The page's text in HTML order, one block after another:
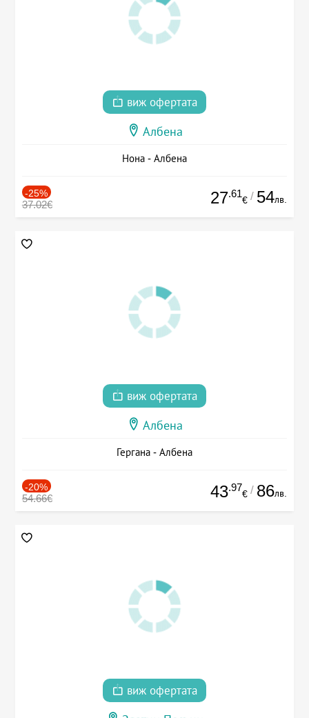
виж офертата
Албена
Нона - Албена
-25%
37.02€ 27.61
€ / 54лв.
виж офертата
Албена
Гергана - Албена
-20%
54.66€ 43.97
€ / 86лв.
виж офертата